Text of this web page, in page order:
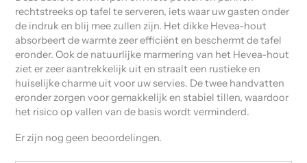
rechtstreeks op tafel te serveren, iets waar uw gasten onder
de indruk en blij mee zullen zijn. Het dikke Hevea-hout
absorbeert de warmte zeer efficiënt en beschermt de tafel
eronder. Ook de natuurlijke marmering van het Hevea-hout
ziet er zeer aantrekkelijk uit en straalt een rustieke en
huiselijke charme uit voor uw servies. De twee handvatten
eronder zorgen voor gemakkelijk en stabiel tillen, waardoor
het risico op vallen van de basis wordt verminderd.
Er zijn nog geen beoordelingen.